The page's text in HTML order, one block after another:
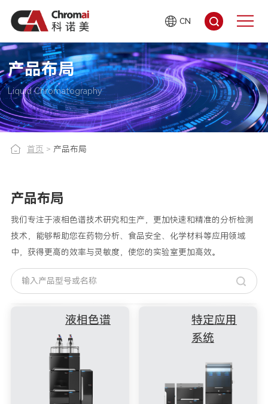
CN
产品布局
Liquid Chromatography
首页 > 产品布局
产品布局
我们专注于液相色谱技术研究和生产，更加快速和精准的分析检测
技术，能够帮助您在药物分析、食品安全、化学材料等应用领域
中，获得更高的效率与灵敏度，使您的实验室更加高效。
液相色谱
特定应用
系统